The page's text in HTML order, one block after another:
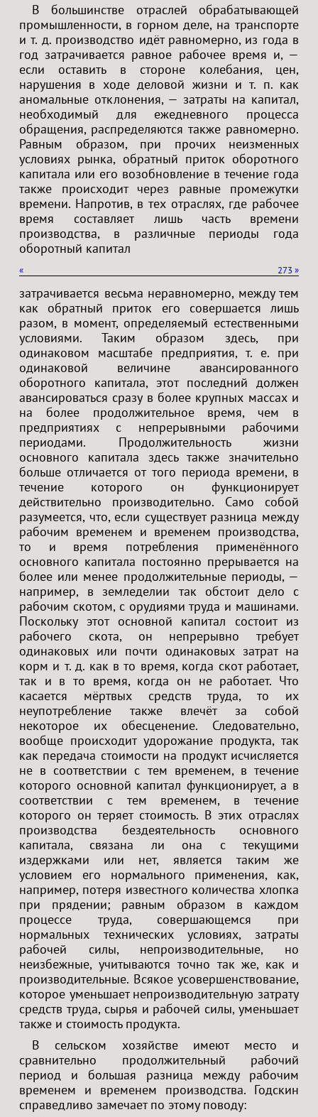
В большинстве отраслей обрабатывающей
промышленности, в горном деле, на транспорте
и т. д. производство идёт равномерно, из года в
год затрачивается равное рабочее время и, —
если оставить в стороне колебания, цен,
нарушения в ходе деловой жизни и т. п. как
аномальные отклонения, — затраты на капитал,
необходимый для ежедневного процесса
обращения, распределяются также равномерно.
Равным образом, при прочих неизменных
условиях рынка, обратный приток оборотного
капитала или его возобновление в течение года
также происходит через равные промежутки
времени. Напротив, в тех отраслях, где рабочее
время составляет лишь часть времени
производства, в различные периоды года
оборотный капитал
« »
273
затрачивается весьма неравномерно, между тем
как обратный приток его совершается лишь
разом, в момент, определяемый естественными
условиями. Таким образом здесь, при
одинаковом масштабе предприятия, т. е. при
одинаковой величине авансированного
оборотного капитала, этот последний должен
авансироваться сразу в более крупных массах и
на более продолжительное время, чем в
предприятиях с непрерывными рабочими
периодами. Продолжительность жизни
основного капитала здесь также значительно
больше отличается от того периода времени, в
течение которого он функционирует
действительно производительно. Само собой
разумеется, что, если существует разница между
рабочим временем и временем производства,
то и время потребления применённого
основного капитала постоянно прерывается на
более или менее продолжительные периоды, —
например, в земледелии так обстоит дело с
рабочим скотом, с орудиями труда и машинами.
Поскольку этот основной капитал состоит из
рабочего скота, он непрерывно требует
одинаковых или почти одинаковых затрат на
корм и т. д. как в то время, когда скот работает,
так и в то время, когда он не работает. Что
касается мёртвых средств труда, то их
неупотребление также влечёт за собой
некоторое их обесценение. Следовательно,
вообще происходит удорожание продукта, так
как передача стоимости на продукт исчисляется
не в соответствии с тем временем, в течение
которого основной капитал функционирует, а в
соответствии с тем временем, в течение
которого он теряет стоимость. В этих отраслях
производства бездеятельность основного
капитала, связана ли она с текущими
издержками или нет, является таким же
условием его нормального применения, как,
например, потеря известного количества хлопка
при прядении; равным образом в каждом
процессе труда, совершающемся при
нормальных технических условиях, затраты
рабочей силы, непроизводительные, но
неизбежные, учитываются точно так же, как и
производительные. Всякое усовершенствование,
которое уменьшает непроизводительную затрату
средств труда, сырья и рабочей силы, уменьшает
также и стоимость продукта.
В сельском хозяйстве имеют место и
сравнительно продолжительный рабочий
период и большая разница между рабочим
временем и временем производства. Годскин
справедливо замечает по этому поводу: